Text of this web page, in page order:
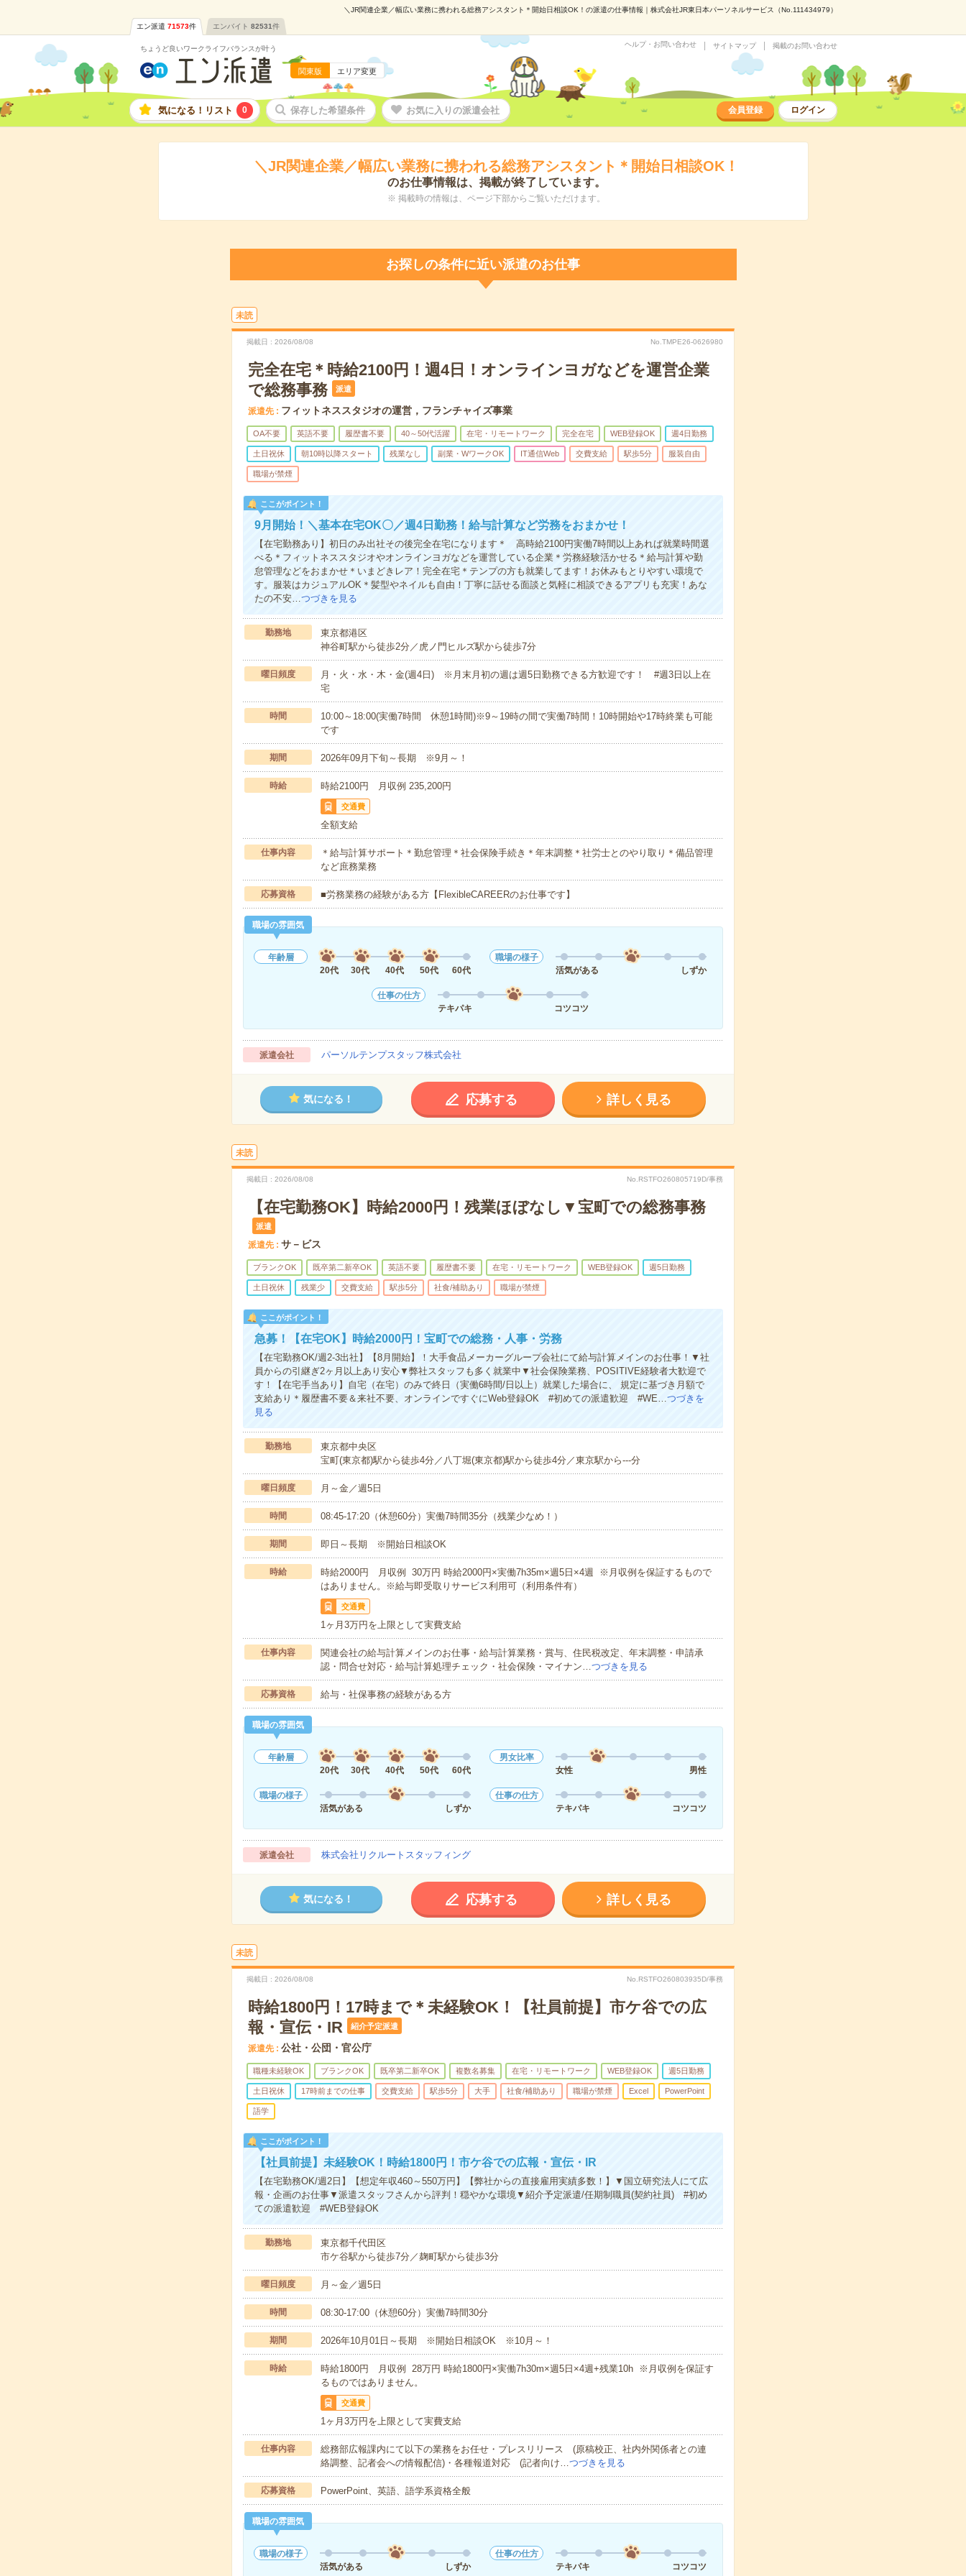
＼JR関連企業／幅広い業務に携われる総務アシスタント＊開始日相談OK！の派遣の仕事情報｜株式会社JR東日本パーソネルサービス（No.111434979）
エン派遣 71573件 エンバイト 82531件
ちょうど良いワークライフバランスが叶う
関東版 エリア変更
ヘルプ・お問い合わせ サイトマップ 掲載のお問い合わせ
気になる！リスト 0 保存した希望条件 お気に入りの派遣会社 会員登録 ログイン
＼JR関連企業／幅広い業務に携われる総務アシスタント＊開始日相談OK！
のお仕事情報は、掲載が終了しています。
※ 掲載時の情報は、ページ下部からご覧いただけます。
お探しの条件に近い派遣のお仕事
未読
掲載日 2026/08/08 No.TMPE26-0626980
完全在宅＊時給2100円！週4日！オンラインヨガなどを運営企業
で総務事務
派遣
派遣先 フィットネススタジオの運営，フランチャイズ事業
OA不要 英語不要 履歴書不要 40～50代活躍 在宅・リモートワーク 完全在宅 WEB登録OK 週4日勤務
土日祝休 朝10時以降スタート 残業なし 副業・WワークOK IT通信Web 交費支給 駅歩5分 服装自由
職場が禁煙
ここがポイント！
9月開始！＼基本在宅OK〇／週4日勤務！給与計算など労務をおまかせ！
【在宅勤務あり】初日のみ出社その後完全在宅になります＊ 高時給2100円実働7時間以上あれば就業時間選
べる＊フィットネススタジオやオンラインヨガなどを運営している企業＊労務経験活かせる＊給与計算や勤
怠管理などをおまかせ＊いまどきレア！完全在宅＊テンプの方も就業してます！お休みもとりやすい環境で
す。服装はカジュアルOK＊髪型やネイルも自由！丁寧に話せる面談と気軽に相談できるアプリも充実！あな
たの不安…つづきを見る
勤務地
東京都港区
神谷町駅から徒歩2分／虎ノ門ヒルズ駅から徒歩7分
曜日頻度
月・火・水・木・金(週4日) ※月末月初の週は週5日勤務できる方歓迎です！ #週3日以上在
宅
時間
10:00～18:00(実働7時間 休憩1時間)※9～19時の間で実働7時間！10時開始や17時終業も可能
です
期間 2026年09月下旬～長期 ※9月～！
時給 時給2100円 月収例 235,200円
交通費
全額支給
仕事内容
＊給与計算サポート＊勤怠管理＊社会保険手続き＊年末調整＊社労士とのやり取り＊備品管理
など庶務業務
応募資格 ■労務業務の経験がある方【FlexibleCAREERのお仕事です】
職場の雰囲気
年齢層
20代
30代 40代 50代 60代
職場の様子
活気がある
しずか
仕事の仕方
テキパキ
コツコツ
派遣会社 パーソルテンプスタッフ株式会社
気になる！ 応募する 詳しく見る
未読
掲載日 2026/08/08 No.RSTFO260805719D/事務
【在宅勤務OK】時給2000円！残業ほぼなし▼宝町での総務事務
派遣
派遣先 サ－ビス
ブランクOK 既卒第二新卒OK 英語不要 履歴書不要 在宅・リモートワーク WEB登録OK 週5日勤務
土日祝休 残業少 交費支給 駅歩5分 社食/補助あり 職場が禁煙
ここがポイント！
急募！【在宅OK】時給2000円！宝町での総務・人事・労務
【在宅勤務OK/週2-3出社】【8月開始】！大手食品メーカーグループ会社にて給与計算メインのお仕事！▼社
員からの引継ぎ2ヶ月以上あり安心▼弊社スタッフも多く就業中▼社会保険業務、POSITIVE経験者大歓迎で
す！【在宅手当あり】自宅（在宅）のみで終日（実働6時間/日以上）就業した場合に、 規定に基づき月額で
支給あり＊履歴書不要＆来社不要、オンラインですぐにWeb登録OK #初めての派遣歓迎 #WE…つづきを
見る
勤務地
東京都中央区
宝町(東京都)駅から徒歩4分／八丁堀(東京都)駅から徒歩4分／東京駅から---分
曜日頻度 月～金／週5日
時間 08:45-17:20（休憩60分）実働7時間35分（残業少なめ！）
期間 即日～長期 ※開始日相談OK
時給
時給2000円 月収例 30万円 時給2000円×実働7h35m×週5日×4週 ※月収例を保証するもので
はありません。※給与即受取りサービス利用可（利用条件有）
交通費
1ヶ月3万円を上限として実費支給
仕事内容
関連会社の給与計算メインのお仕事・給与計算業務・賞与、住民税改定、年末調整・申請承
認・問合せ対応・給与計算処理チェック・社会保険・マイナン…つづきを見る
応募資格 給与・社保事務の経験がある方
職場の雰囲気
年齢層
20代
30代 40代 50代 60代
男女比率
女性
男性
職場の様子
活気がある
しずか
仕事の仕方
テキパキ
コツコツ
派遣会社 株式会社リクルートスタッフィング
気になる！ 応募する 詳しく見る
未読
掲載日 2026/08/08 No.RSTFO260803935D/事務
時給1800円！17時まで＊未経験OK！【社員前提】市ケ谷での広
報・宣伝・IR
紹介予定派遣
派遣先 公社・公団・官公庁
職種未経験OK ブランクOK 既卒第二新卒OK 複数名募集 在宅・リモートワーク WEB登録OK 週5日勤務
土日祝休 17時前までの仕事 交費支給 駅歩5分 大手 社食/補助あり 職場が禁煙 Excel PowerPoint
語学
ここがポイント！
【社員前提】未経験OK！時給1800円！市ケ谷での広報・宣伝・IR
【在宅勤務OK/週2日】【想定年収460～550万円】【弊社からの直接雇用実績多数！】▼国立研究法人にて広
報・企画のお仕事▼派遣スタッフさんから評判！穏やかな環境▼紹介予定派遣/任期制職員(契約社員) #初め
ての派遣歓迎 #WEB登録OK
勤務地
東京都千代田区
市ケ谷駅から徒歩7分／麹町駅から徒歩3分
曜日頻度 月～金／週5日
時間 08:30-17:00（休憩60分）実働7時間30分
期間 2026年10月01日～長期 ※開始日相談OK ※10月～！
時給
時給1800円 月収例 28万円 時給1800円×実働7h30m×週5日×4週+残業10h ※月収例を保証す
るものではありません。
交通費
1ヶ月3万円を上限として実費支給
仕事内容
総務部広報課内にて以下の業務をお任せ・プレスリリース (原稿校正、社内外関係者との連
絡調整、記者会への情報配信)・各種報道対応 (記者向け…つづきを見る
応募資格 PowerPoint、英語、語学系資格全般
職場の雰囲気
職場の様子
活気がある
しずか
仕事の仕方
テキパキ
コツコツ